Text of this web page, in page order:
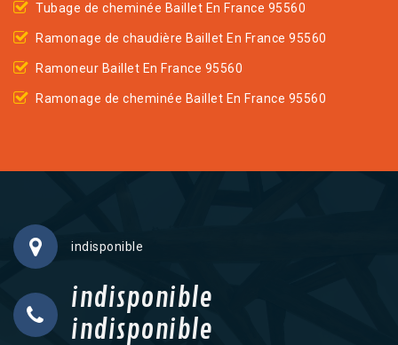
Tubage de cheminée Baillet En France 95560
Ramonage de chaudière Baillet En France 95560
Ramoneur Baillet En France 95560
Ramonage de cheminée Baillet En France 95560
indisponible
indisponible
indisponible